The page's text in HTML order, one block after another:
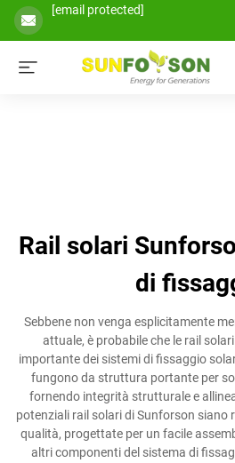
[email protected]
Rail solari
di
Sebbene non venga esplicitamente
attuale, è probabile che le rail
importante dei sistemi di fissaggio
fungono da struttura portante per
fornendo integrità strutturale e
potenziali rail solari di Sunforson siano
qualità, progettate per un facile
altri componenti del sistema di